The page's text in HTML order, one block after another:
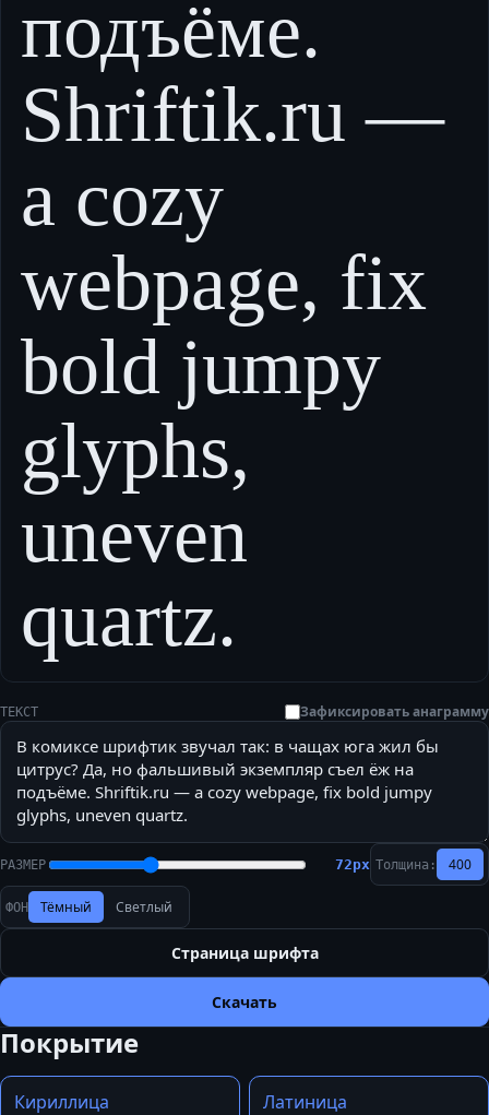
подъёме.
Shriftik.ru —
a cozy
webpage, fix
bold jumpy
glyphs,
uneven
quartz.
ТЕКСТ Зафиксировать анаграмму
РАЗМЕР 72px Толщина: 400
ФОН Тёмный Светлый
Страница шрифта
Скачать
Покрытие
Кириллица Латиница